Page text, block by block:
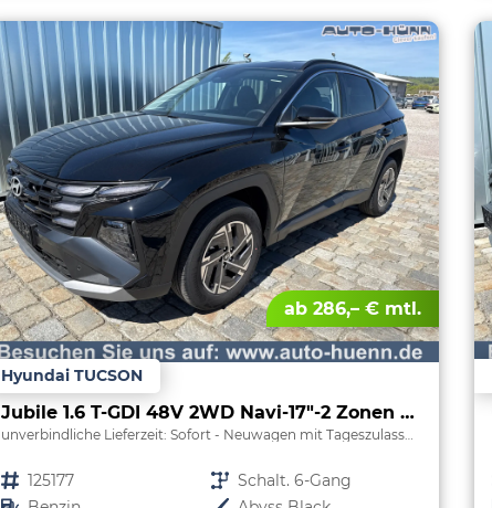
ab 286,– € mtl.
Hyundai TUCSON
Jubile 1.6 T-GDI 48V 2WD Navi-17"-2 Zonen Klimaautomatik-LED-Kamera-Sofort
unverbindliche Lieferzeit: Sofort Neuwagen mit Tageszulassung
Fahrzeugnr. 125177 Getriebe Schalt. 6-Gang